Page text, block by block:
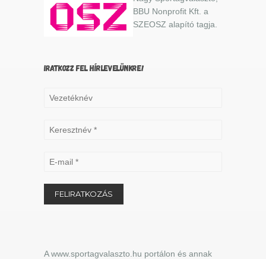
BBU Nonprofit Kft. a
SZEOSZ alapító tagja.
IRATKOZZ FEL HÍRLEVELÜNKRE!
A www.sportagvalaszto.hu portálon és annak